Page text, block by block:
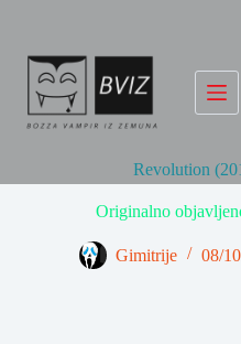
Revolution
Originalno
Gimitrije 08/